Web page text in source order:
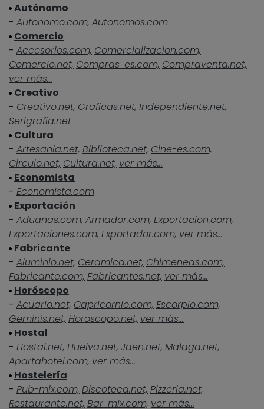
Autónomo
- Autonomo.com, Autonomos.com
Comercio
- Accesorios.com, Comercializacion.com,
Comercio.net, Compras-es.com, Compraventa.net,
ver más...
Creativo
- Creativo.net, Graficas.net, Independiente.net,
Serigrafia.net
Cultura
- Artesania.net, Biblioteca.net, Cine-es.com,
Circulo.net, Cultura.net, ver más...
Economista
- Economista.com
Exportación
- Aduanas.com, Armador.com, Exportacion.com,
Exportaciones.com, Exportador.com, ver más...
Fabricante
- Aluminio.net, Ceramica.net, Chimeneas.com,
Fabricante.com, Fabricantes.net, ver más...
Horóscopo
- Acuario.net, Capricornio.com, Escorpio.com,
Geminis.net, Horoscopo.net, ver más...
Hostal
- Hostal.net, Huelva.net, Jaen.net, Malaga.net,
Apartahotel.com, ver más...
Hostelería
- Pub-mix.com, Discoteca.net, Pizzeria.net,
Restaurante.net, Bar-mix.com, ver más...